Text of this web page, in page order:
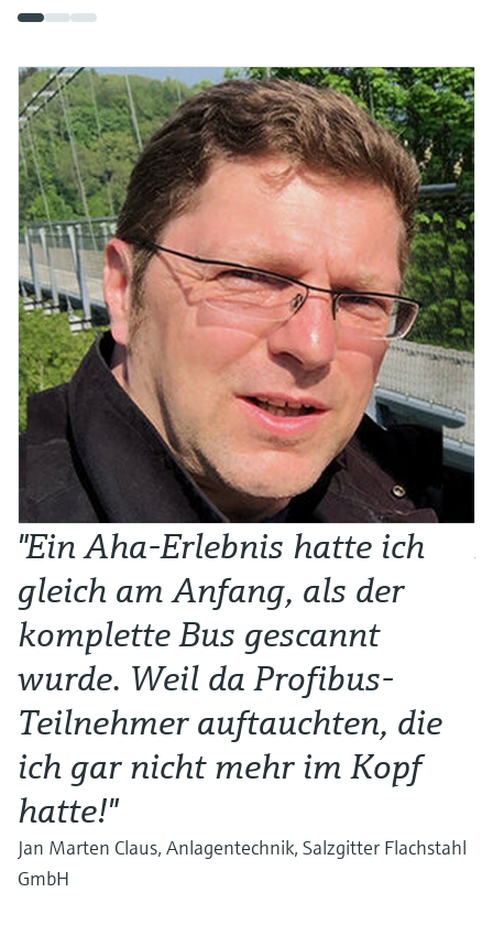
"Ein Aha-Erlebnis hatte ich
gleich am Anfang, als der
komplette Bus gescannt
wurde. Weil da Profibus-
Teilnehmer auftauchten, die
ich gar nicht mehr im Kopf
hatte!"
Jan Marten Claus, Anlagentechnik, Salzgitter Flachstahl
GmbH